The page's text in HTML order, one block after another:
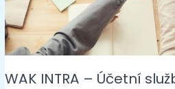
WAK INTRA – Účetní